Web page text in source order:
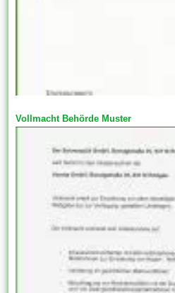
Vollmacht Behörde Muster